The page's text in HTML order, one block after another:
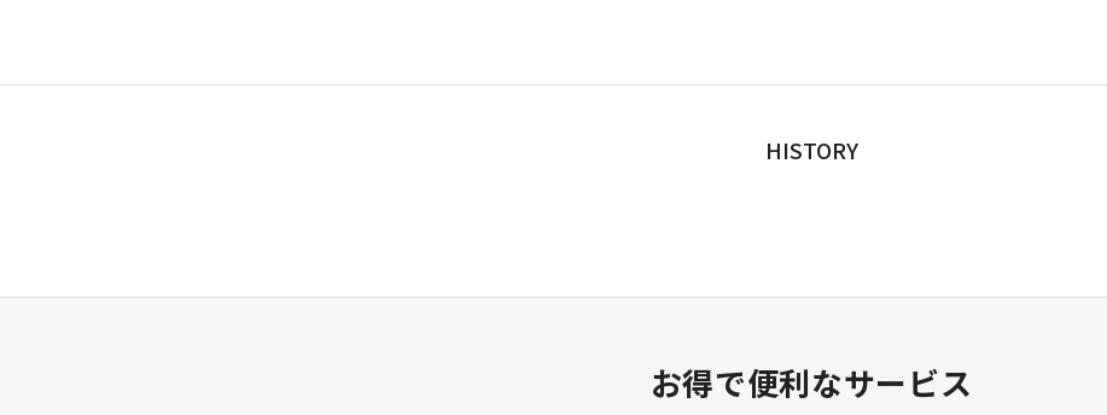
HISTORY
お得で便利なサービス